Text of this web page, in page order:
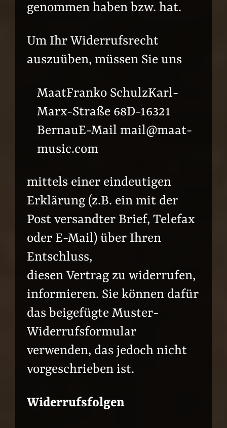
genommen haben bzw. hat.
Um Ihr Widerrufsrecht
auszuüben, müssen Sie uns
MaatFranko SchulzKarl-
Marx-Straße 68D-16321
BernauE-Mail mail@maat-
music.com
mittels einer eindeutigen
Erklärung (z.B. ein mit der
Post versandter Brief, Telefax
oder E-Mail) über Ihren
Entschluss,
diesen Vertrag zu widerrufen,
informieren. Sie können dafür
das beigefügte Muster-
Widerrufsformular
verwenden, das jedoch nicht
vorgeschrieben ist.
Widerrufsfolgen